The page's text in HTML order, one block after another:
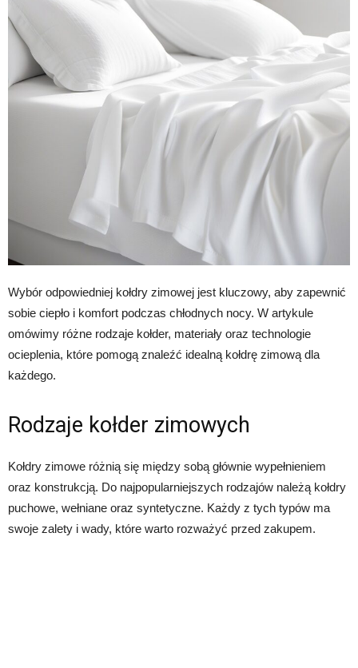
Wybór odpowiedniej kołdry zimowej jest kluczowy, aby zapewnić
sobie ciepło i komfort podczas chłodnych nocy. W artykule
omówimy różne rodzaje kołder, materiały oraz technologie
ocieplenia, które pomogą znaleźć idealną kołdrę zimową dla
każdego.
Rodzaje kołder zimowych
Kołdry zimowe różnią się między sobą głównie wypełnieniem
oraz konstrukcją. Do najpopularniejszych rodzajów należą kołdry
puchowe, wełniane oraz syntetyczne. Każdy z tych typów ma
swoje zalety i wady, które warto rozważyć przed zakupem.